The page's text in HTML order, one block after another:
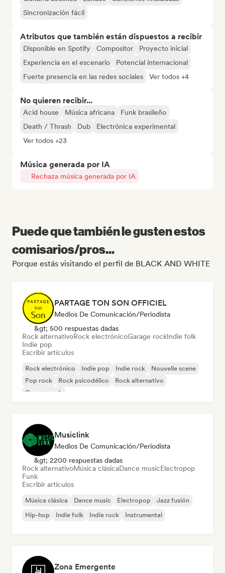
Sincronización fácil
Atributos que también están dispuestos a recibir
Disponible en Spotify Compositor
Proyecto inicial
Experiencia en el escenario
Potencial internacional
Fuerte presencia en las redes sociales
Ver todos +4
No quieren recibir...
Acid house Música africana
Funk brasileño
Death / Thrash
Dub
Electrónica experimental
Ver todos +23
Música generada por IA
Rechaza música generada por IA
Puede que también le gusten estos
comisarios/pros...
Porque estás visitando el perfil de BLACK AND WHITE
PARTAGE TON SON OFFICIEL
Medios De Comunicación/Periodista
&gt; 500 respuestas dadas
Rock alternativoRock electrónicoGarage rockIndie folk
Indie pop
Escribir artículos
Rock electrónico Indie pop Indie rock
Nouvelle scene
Pop rock
Rock psicodélico
Rock alternativo
Garage rock
Musiclink
Medios De Comunicación/Periodista
&gt; 2200 respuestas dadas
Rock alternativoMúsica clásicaDance musicElectropop
Funk
Escribir artículos
Música clásica Dance music Electropop
Jazz fusión
Hip-hop
Indie folk Indie rock Instrumental
Zona Emergente